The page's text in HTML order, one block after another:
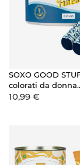
SOXO GOOD
colorati da donna
divertenti sardine
10,99 €